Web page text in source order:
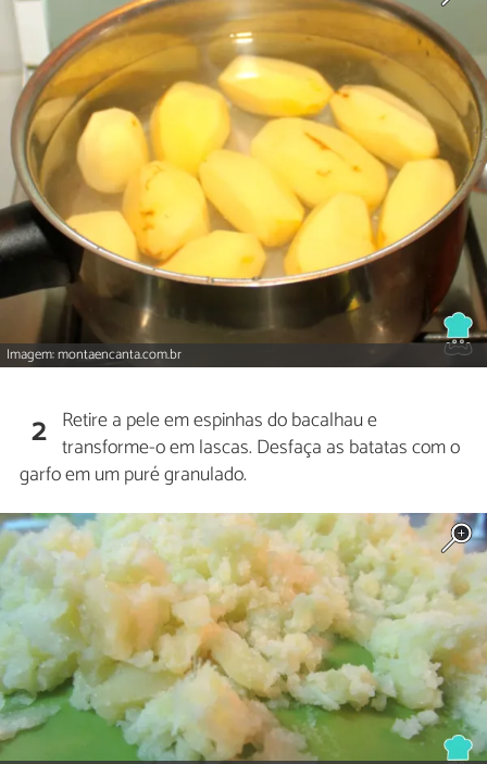
Imagem: montaencanta.com.br
2 Retire a pele em espinhas do bacalhau e
transforme-o em lascas. Desfaça as batatas com o
garfo em um puré granulado.